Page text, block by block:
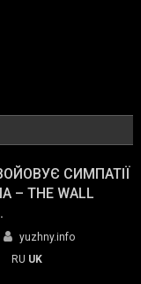
СИМПАТІЇ
– THE WALL
yuzhny.info
RU UK